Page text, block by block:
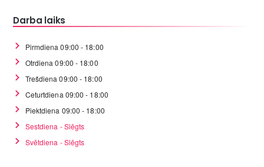
Darba laiks
Pirmdiena 09:00 - 18:00
Otrdiena 09:00 - 18:00
Trešdiena 09:00 - 18:00
Ceturtdiena 09:00 - 18:00
Piektdiena 09:00 - 18:00
Sestdiena - Slēgts
Svētdiena - Slēgts